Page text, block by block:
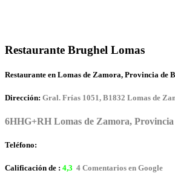
Restaurante Brughel Lomas
Restaurante en Lomas de Zamora, Provincia de
Dirección: Gral. Frías 1051, B1832 Lomas de
6HHG+RH Lomas de Zamora, Provincia
Teléfono:
Calificación de : 4,3 4 Comentarios en Google